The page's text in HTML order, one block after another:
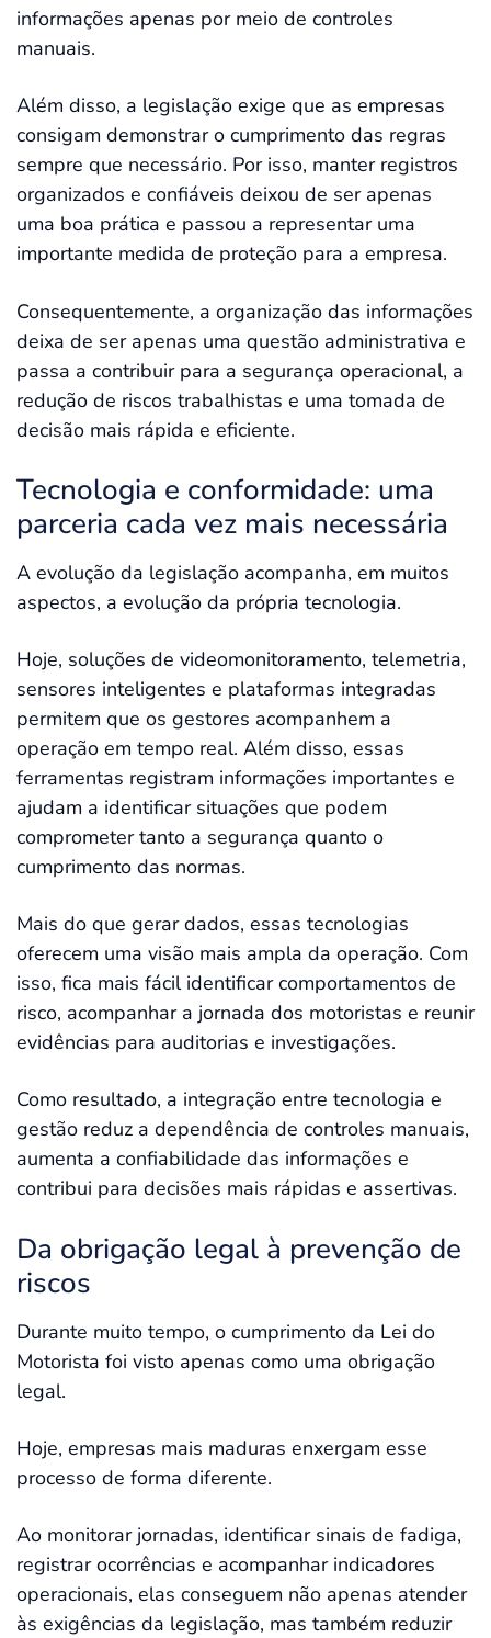
informações apenas por meio de controles
manuais.
Além disso, a legislação exige que as empresas
consigam demonstrar o cumprimento das regras
sempre que necessário. Por isso, manter registros
organizados e confiáveis deixou de ser apenas
uma boa prática e passou a representar uma
importante medida de proteção para a empresa.
Consequentemente, a organização das informações
deixa de ser apenas uma questão administrativa e
passa a contribuir para a segurança operacional, a
redução de riscos trabalhistas e uma tomada de
decisão mais rápida e eficiente.
Tecnologia e conformidade: uma
parceria cada vez mais necessária
A evolução da legislação acompanha, em muitos
aspectos, a evolução da própria tecnologia.
Hoje, soluções de videomonitoramento, telemetria,
sensores inteligentes e plataformas integradas
permitem que os gestores acompanhem a
operação em tempo real. Além disso, essas
ferramentas registram informações importantes e
ajudam a identificar situações que podem
comprometer tanto a segurança quanto o
cumprimento das normas.
Mais do que gerar dados, essas tecnologias
oferecem uma visão mais ampla da operação. Com
isso, fica mais fácil identificar comportamentos de
risco, acompanhar a jornada dos motoristas e reunir
evidências para auditorias e investigações.
Como resultado, a integração entre tecnologia e
gestão reduz a dependência de controles manuais,
aumenta a confiabilidade das informações e
contribui para decisões mais rápidas e assertivas.
Da obrigação legal à prevenção de
riscos
Durante muito tempo, o cumprimento da Lei do
Motorista foi visto apenas como uma obrigação
legal.
Hoje, empresas mais maduras enxergam esse
processo de forma diferente.
Ao monitorar jornadas, identificar sinais de fadiga,
registrar ocorrências e acompanhar indicadores
operacionais, elas conseguem não apenas atender
às exigências da legislação, mas também reduzir